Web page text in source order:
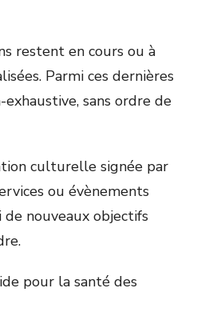
restent en cours ou à
Parmi ces dernières
sans ordre de
culturelle signée par
ou évènements
de nouveaux objectifs
pour la santé des